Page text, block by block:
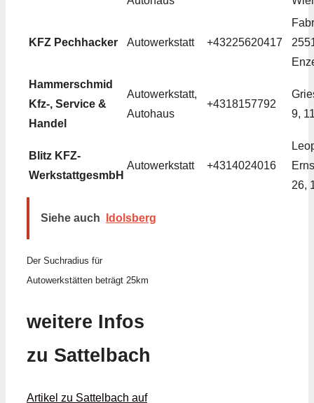
KFZ Pechhacker Autowerkstatt +43225620417
Hammerschmid
Kfz-, Service &
Handel
Autowerkstatt,
Autohaus
+4318157792
9,
Blitz KFZ-
WerkstattgesmbH
Autowerkstatt +4314024016
26,
Siehe auch Idolsberg
Der Suchradius für
Autowerkstätten beträgt 25km
weitere Infos
zu Sattelbach
Artikel zu Sattelbach auf